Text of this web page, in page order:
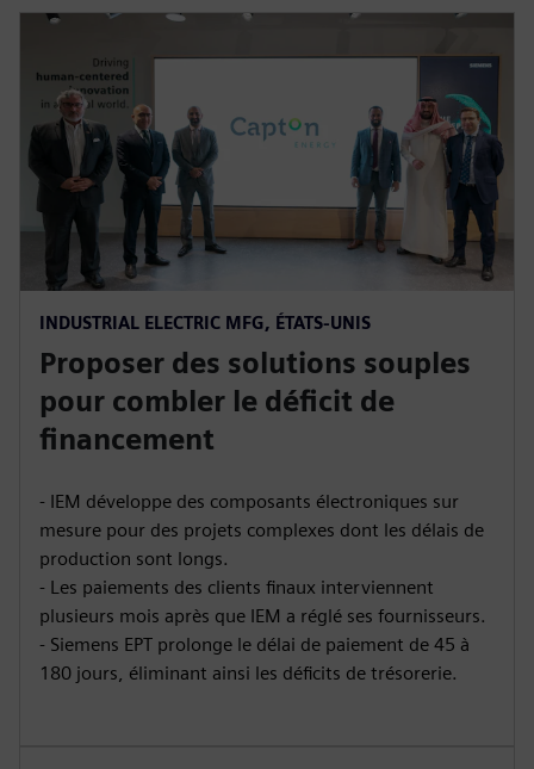
INDUSTRIAL ELECTRIC MFG, ÉTATS-UNIS
Proposer des solutions souples
pour combler le déficit de
financement
- IEM développe des composants électroniques sur
mesure pour des projets complexes dont les délais de
production sont longs.
- Les paiements des clients finaux interviennent
plusieurs mois après que IEM a réglé ses fournisseurs.
- Siemens EPT prolonge le délai de paiement de 45 à
180 jours, éliminant ainsi les déficits de trésorerie.